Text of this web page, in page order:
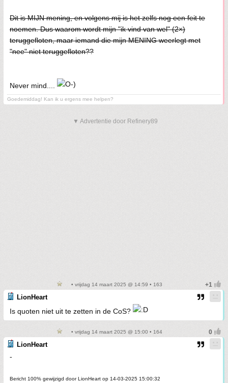
Dit is MIJN mening, en volgens mij is het zelfs nog een feit te
noemen. Dus waarom wordt mijn "ik vind van wel" (2×)
teruggefloten, maar iemand die mijn MENING weerlegt met
"nee" niet teruggefloten??
Never mind....
Goedemiddag! Kan ik u ergens mee helpen?
▼ Advertentie door Refinery89
• vrijdag 14 maart 2025 @ 14:59 • 163
LionHeart
Is quoten niet uit te zetten in de CoS?
• vrijdag 14 maart 2025 @ 15:00 • 164
LionHeart
-
Bericht 100% gewijzigd door LionHeart op 14-03-2025 15:00:32